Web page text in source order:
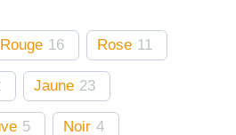
Rouge 16 Rose 11
Jaune 23
5 Noir 4